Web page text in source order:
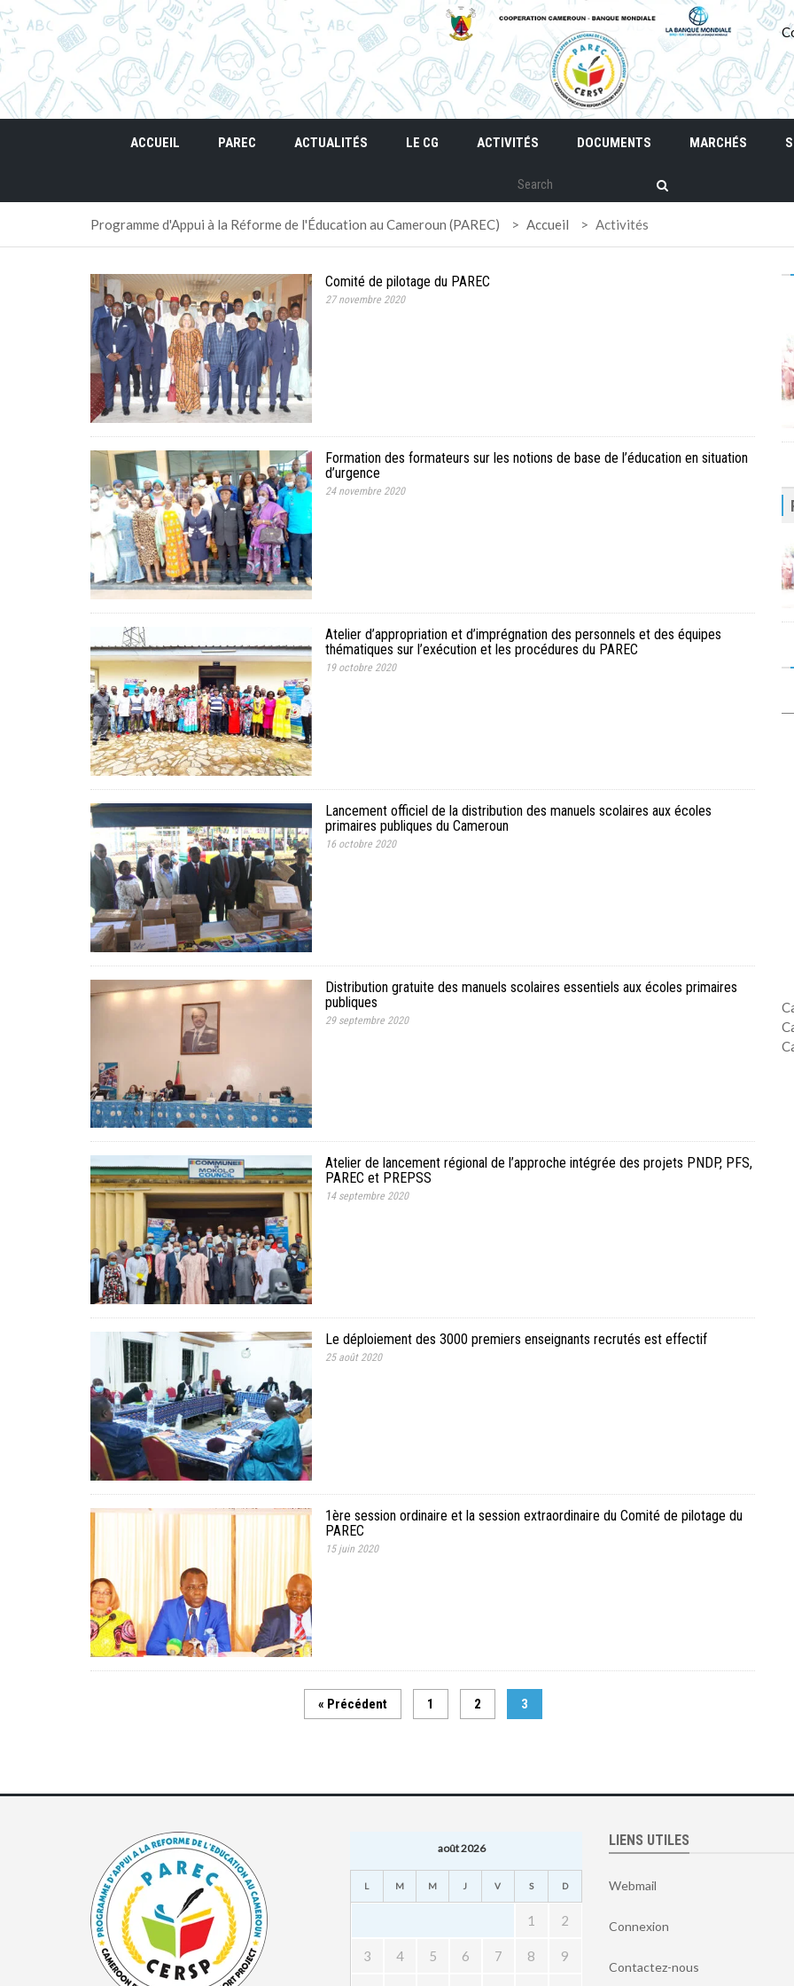
ACCUEIL PAREC ACTUALITÉS LE CG ACTIVITÉS DOCUMENTS MARCHÉS
Programme d'Appui à la Réforme de l'Éducation au Cameroun (PAREC) > Accueil > Activités
Comité de pilotage du PAREC
27 novembre 2020
Formation des formateurs sur les notions de base de l’éducation en situation
d’urgence
24 novembre 2020
Atelier d’appropriation et d’imprégnation des personnels et des équipes
thématiques sur l’exécution et les procédures du PAREC
19 octobre 2020
Lancement officiel de la distribution des manuels scolaires aux écoles
primaires publiques du Cameroun
16 octobre 2020
Distribution gratuite des manuels scolaires essentiels aux écoles primaires
publiques
29 septembre 2020
Atelier de lancement régional de l’approche intégrée des projets PNDP, PFS,
PAREC et PREPSS
14 septembre 2020
Le déploiement des 3000 premiers enseignants recrutés est effectif
25 août 2020
1ère session ordinaire et la session extraordinaire du Comité de pilotage du
PAREC
15 juin 2020
« Précédent 1 2 3
août 2026
L M M J V S D
1 2
3 4 5 6 7 8 9
LIENS UTILES
Webmail
Connexion
Contactez-nous